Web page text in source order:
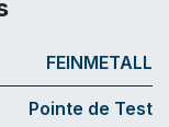
FEINMETALL
Pointe de Test